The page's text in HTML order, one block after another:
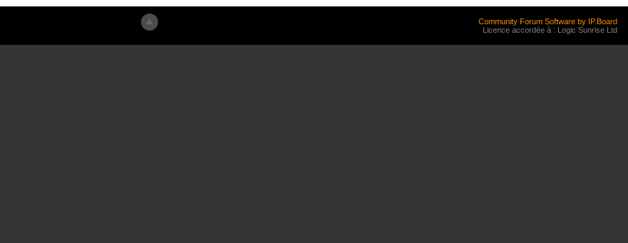
Community Forum Software by IP.Board
Licence accordée à : Logic Sunrise Ltd